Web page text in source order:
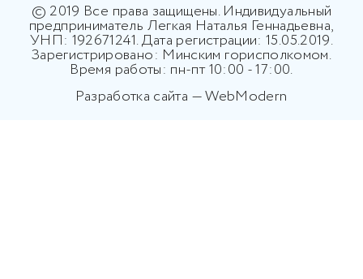
© 2019 Все права защищены. Индивидуальный
предприниматель Легкая Наталья Геннадьевна,
УНП: 192671241. Дата регистрации: 15.05.2019.
Зарегистрировано: Минским горисполкомом.
Время работы: пн-пт 10:00 - 17:00.
Разработка сайта — WebModern